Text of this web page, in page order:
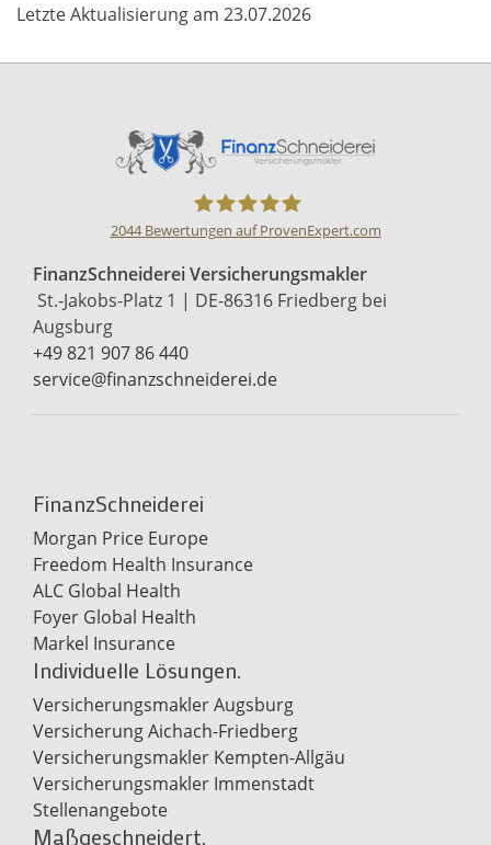
Letzte Aktualisierung am 23.07.2026
Finanzschneiderei
2044Bewertungen auf ProvenExpert.com
FinanzSchneiderei Versicherungsmakler
St.-Jakobs-Platz 1 | DE-86316 Friedberg bei
Augsburg
+49 821 907 86 440
service@finanzschneiderei.de
FinanzSchneiderei
Morgan Price Europe
Freedom Health Insurance
ALC Global Health
Foyer Global Health
Markel Insurance
Individuelle Lösungen.
Versicherungsmakler Augsburg
Versicherung Aichach-Friedberg
Versicherungsmakler Kempten-Allgäu
Versicherungsmakler Immenstadt
Stellenangebote
Maßgeschneidert.